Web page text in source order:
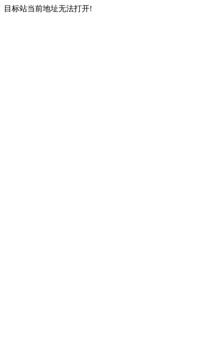
目标站当前地址无法打开!